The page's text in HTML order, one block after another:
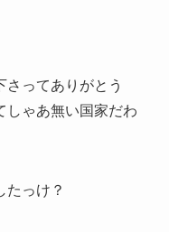
さってありがとう
しゃあ無い国家だわ
たっけ？